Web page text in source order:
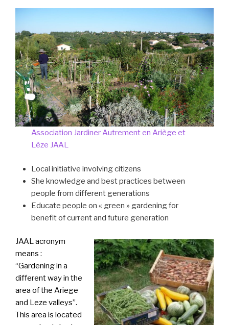
Association Jardiner Autrement en Ariège et
Lèze JAAL
Local initiative involving citizens
She knowledge and best practices between
people from different generations
Educate people on « green » gardening for
benefit of current and future generation
JAAL acronym
means :
“Gardening in a
different way in the
area of the Ariege
and Leze valleys”.
This area is located